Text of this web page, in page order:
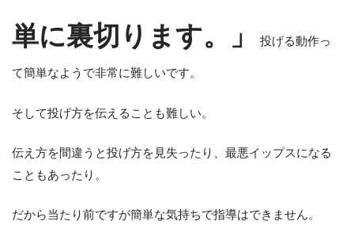
単に裏切ります。」
投げる動作っ
て簡単なようで非常に難しいです。
そして投げ方を伝えることも難しい。
伝え方を間違うと投げ方を見失ったり、最悪イップスになる
こともあったり。
だから当たり前ですが簡単な気持ちで指導はできません。